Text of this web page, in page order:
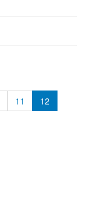
11 12